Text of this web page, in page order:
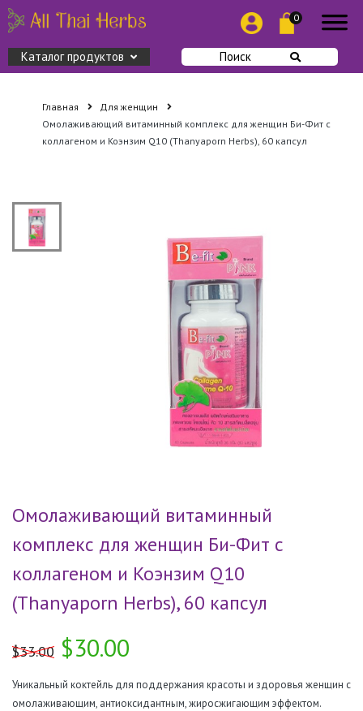
0
Каталог продуктов Поиск
Главная
Для женщин
Омолаживающий витаминный комплекс для женщин Би-Фит с
коллагеном и Коэнзим Q10 (Thanyaporn Herbs), 60 капсул
Омолаживающий витаминный
комплекс для женщин Би-Фит с
коллагеном и Коэнзим Q10
(Thanyaporn Herbs), 60 капсул
$33.00 $30.00
Уникальный коктейль для поддержания красоты и здоровья женщин с
омолаживающим, антиоксидантным, жиросжигающим эффектом.